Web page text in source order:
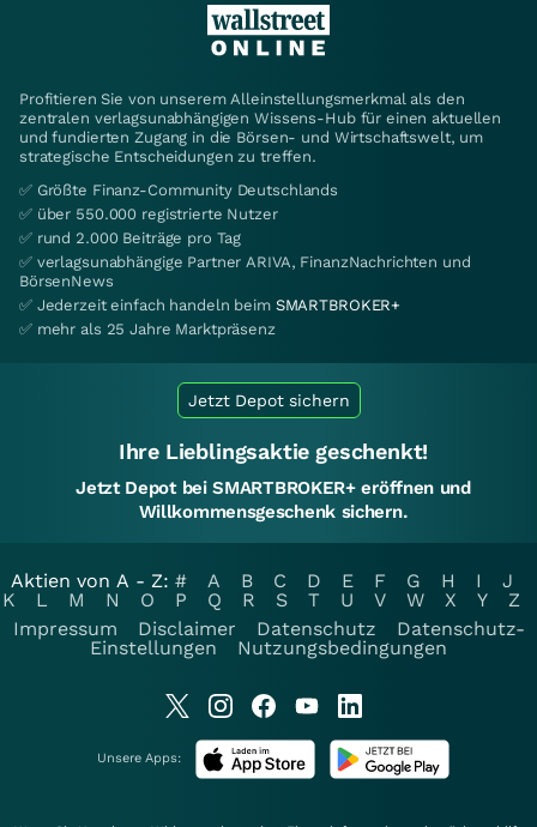
Profitieren Sie von unserem Alleinstellungsmerkmal als den
zentralen verlagsunabhängigen Wissens-Hub für einen aktuellen
und fundierten Zugang in die Börsen- und Wirtschaftswelt, um
strategische Entscheidungen zu treffen.
✅ Größte Finanz-Community Deutschlands
✅ über 550.000 registrierte Nutzer
✅ rund 2.000 Beiträge pro Tag
✅ verlagsunabhängige Partner ARIVA, FinanzNachrichten und
BörsenNews
✅ Jederzeit einfach handeln beim SMARTBROKER+
✅ mehr als 25 Jahre Marktpräsenz
Jetzt Depot sichern
Ihre Lieblingsaktie geschenkt!
Jetzt Depot bei SMARTBROKER+ eröffnen und
Willkommensgeschenk sichern.
Aktien von A - Z: # A B C D E F G H I
J
K
L M N O P Q R S T U V W X Y
Z
Impressum
Disclaimer Datenschutz
Datenschutz-
Einstellungen
Nutzungsbedingungen
Unsere Apps: